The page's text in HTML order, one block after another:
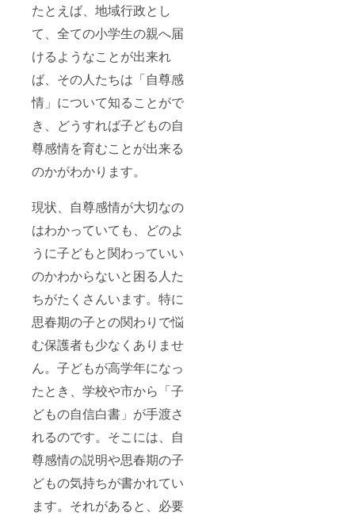
たとえば、地域行政とし
て、全ての小学生の親へ届
けるようなことが出来れ
ば、その人たちは「自尊感
情」について知ることがで
き、どうすれば子どもの自
尊感情を育むことが出来る
のかがわかります。
現状、自尊感情が大切なの
はわかっていても、どのよ
うに子どもと関わっていい
のかわからないと困る人た
ちがたくさんいます。特に
思春期の子との関わりで悩
む保護者も少なくありませ
ん。子どもが高学年になっ
たとき、学校や市から「子
どもの自信白書」が手渡さ
れるのです。そこには、自
尊感情の説明や思春期の子
どもの気持ちが書かれてい
ます。それがあると、必要